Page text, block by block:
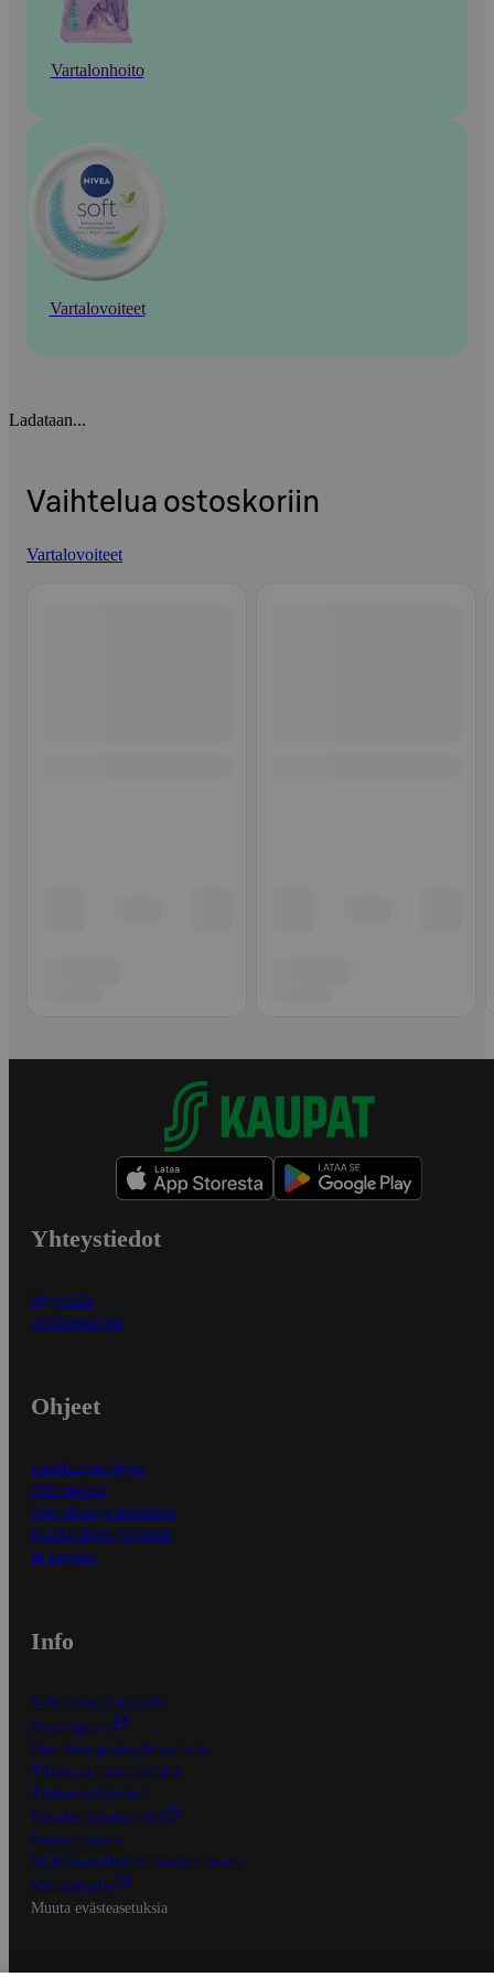
Vartalonhoito
Vartalovoiteet
Ladataan...
Vaihtelua ostoskoriin
Vartalovoiteet
Yhteystiedot
Myymälät
Asiakaspalvelu
Ohjeet
Ensitilaajan ohjeet
Näin maksat
Näin tilaat ja muokkaat
Kaikki ohjeet ja vinkit
In English
Info
S-Business yrityksille
Oiva-raportit
Osuuskauppojen yhteystiedot
Tilaus- ja toimitusehdot
Tietosuojakäytäntö
Palvelun käyttöehdot
Saavutettavuus
Mobiilisovelluksen saavutettavuus
Mainostajalle
Muuta evästeasetuksia